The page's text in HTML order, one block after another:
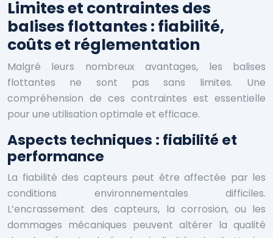
Limites et contraintes des
balises flottantes : fiabilité,
coûts et réglementation
Malgré leurs nombreux avantages, les balises
flottantes ne sont pas sans limites. Une
compréhension de ces contraintes est essentielle
pour une utilisation optimale et efficace.
Aspects techniques : fiabilité et
performance
La fiabilité des capteurs peut être affectée par les
conditions environnementales difficiles.
L’encrassement des capteurs, la corrosion, ou les
dommages mécaniques peuvent altérer la qualité